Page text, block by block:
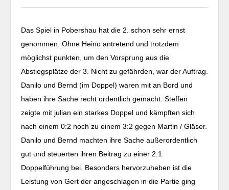
Das Spiel in Pobershau hat die 2. schon sehr ernst
genommen. Ohne Heino antretend und trotzdem
möglichst punkten, um den Vorsprung aus die
Abstiegsplätze der 3. Nicht zu gefährden, war der Auftrag.
Danilo und Bernd (im Doppel) waren mit an Bord und
haben ihre Sache recht ordentlich gemacht. Steffen
zeigte mit julian ein starkes Doppel und kämpften sich
nach einem 0:2 noch zu einem 3:2 gegen Martin / Gläser.
Danilo und Bernd machten ihre Sache außerordentlich
gut und steuerten ihren Beitrag zu einer 2:1
Doppelführung bei. Besonders hervorzuheben ist die
Leistung von Gert der angeschlagen in die Partie ging